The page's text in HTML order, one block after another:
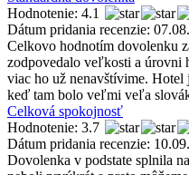
Hodnotenie: 4.1
Dátum pridania recenzie:
Celkovo hodnotím dovolenku
zodpovedalo veľkosti a úrovni
viac ho už nenavštívime. Hotel
keď tam bolo veľmi veľa
Celková spokojnosť
Hodnotenie: 3.7
Dátum pridania recenzie:
Dovolenka v podstate splnila